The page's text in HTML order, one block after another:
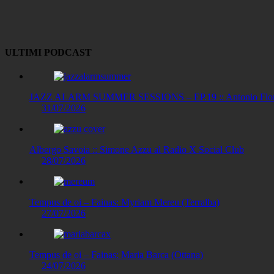
ULTIMI PODCAST
JAZZ ALARM SUMMER SESSIONS – EP.19 :: Antonio
31/07/2026
Albergo Savoia :: Simone Azzu al Radio X Social Club
28/07/2026
Tempus de oi – Fainas: Myriam Mereu (Terralba)
27/07/2026
Tempus de oi – Fainas: Maria Barca (Ottana)
24/07/2026